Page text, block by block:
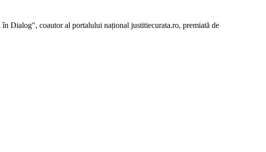
Dialog", coautor al portalului național justitiecurata.ro, premiată de